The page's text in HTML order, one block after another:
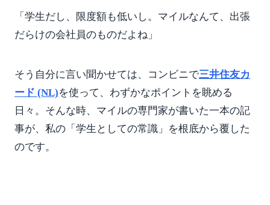
「学生だし、限度額も低いし。マイルなんて、出張
だらけの会社員のものだよね」
そう自分に言い聞かせては、コンビニで三井住友カ
ード (NL)を使って、わずかなポイントを眺める
日々。そんな時、マイルの専門家が書いた一本の記
事が、私の「学生としての常識」を根底から覆した
のです。